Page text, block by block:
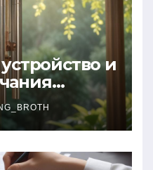
и